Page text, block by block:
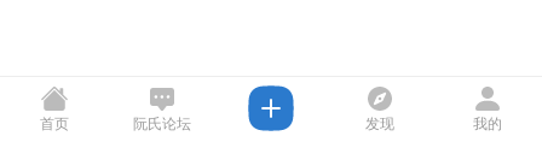
首页 阮氏论坛 发现 我的